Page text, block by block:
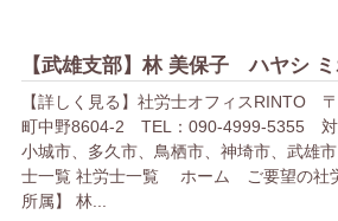
【武雄支部】林 美保子 ハヤシ ミ
【詳しく見る】社労士オフィスRINTO
町中野8604-2 TEL：090-4999-5355 対
小城市、多久市、鳥栖市、神埼市、武雄
士一覧 社労士一覧 ホーム ご要望の社
所属】 林...